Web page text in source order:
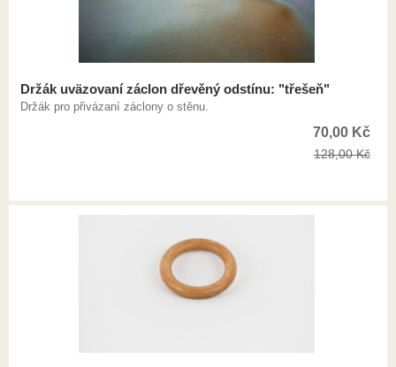
Držák uväzovaní záclon dřevěný odstínu: "třešeň"
Držák pro přivázaní záclony o stěnu.
70,00 Kč
128,00Kč